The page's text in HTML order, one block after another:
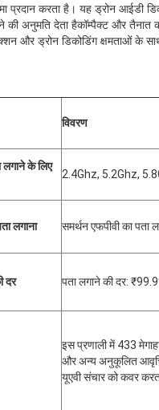
प्रदान करता है। यह ड्रोन आईडी
की अनुमति देता हैकॉम्पैक्ट और
और ड्रोन डिकोडिंग क्षमताओं के
विवरण
लगाने के लिए
2.4Ghz, 5.2Ghz,
लगाना समर्थन एफपीवी का
दर पता लगाने की दर:
इस प्रणाली में 433
और अन्य अनुकूलित
यूएवी संचार को कवर